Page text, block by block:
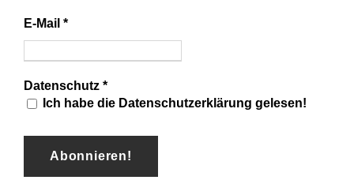
E-Mail *
Datenschutz *
Ich habe die Datenschutzerklärung gelesen!